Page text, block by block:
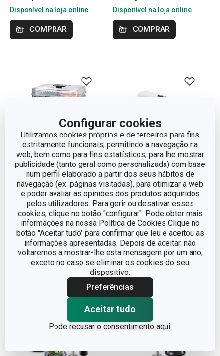
Configurar cookies
Utilizamos cookies próprios e de terceiros para fins
estritamente funcionais, permitindo a navegação na
web, bem como para fins estatísticos, para lhe mostrar
publicidade (tanto geral como personalizada) com base
num perfil elaborado a partir dos seus hábitos de
navegação (ex. páginas visitadas), para otimizar a web
e poder avaliar as opiniões dos produtos adquiridos
pelos utilizadores. Para gerir ou desativar esses
cookies, clique no botão "configurar". Pode obter mais
informações na nossa Política de Cookies Clique no
botão "Aceitar tudo" para confirmar que leu e aceitou as
informações apresentadas. Depois de aceitar, não
voltaremos a mostrar-lhe esta mensagem por um ano,
exceto no caso se eliminar os cookies do seu
dispositivo.
Preferências
Aceitar tudo
Pode recusar o consentimento aqui.
Disponível na loja online
COMPRAR
Disponível na loja online
COMPRAR
Portes grátis
Desidratador de
alimentos PRESIDENT
€ 129,00
Disponível na loja online
COMPRAR
Portes grátis
Afiador de facas elétrico
GrandCHEF
€ 69,90
Disponível na loja online
COMPRAR